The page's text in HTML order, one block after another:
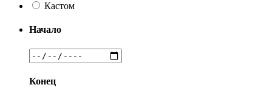
Кастом
Начало
Конец